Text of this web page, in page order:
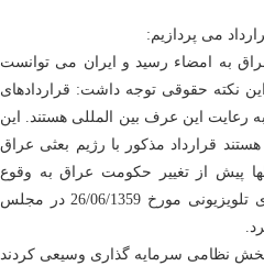
می پردازیم:
به امضاء رسید و ایران می توانست
این نکته حقوقی توجه داشت: قراردادهای
رعایت این عرف بین المللی هستند. این
قرارداد مذکور با رژیم بعثی عراق
پیش از تغییر حکومت عراق به وقوع
پیوسته است ) ولی دیدیم که صدام حسین مقابل دوربین های تلویزیونی مورخ 26/06/1359 در مجلس
در بخش نظامی سرمایه گذاری وسیعی کردند